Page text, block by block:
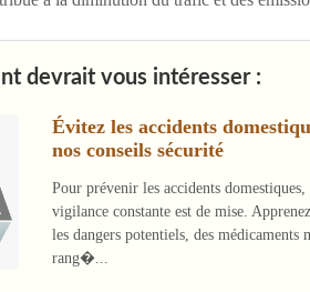
devrait vous intéresser :
Évitez les accidents
nos conseils sécurité
Pour prévenir les accidents domestiques,
vigilance constante est de mise.
les dangers potentiels, des médicaments
rang�...